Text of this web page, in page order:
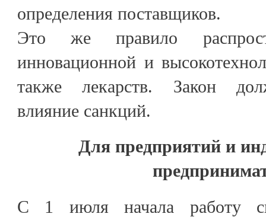
определения поставщиков.
Это же правило
инновационной и
также лекарств. Закон
влияние санкций.
Для предприятий и
С 1 июля начала работу